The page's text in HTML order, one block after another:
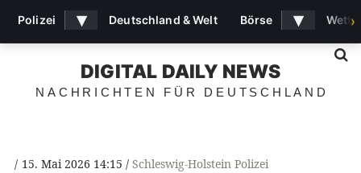
DIGITAL DAILY NEWS
NACHRICHTEN FÜR DEUTSCHLAND
15. Mai 2026 14:15 Schleswig-Holstein Polizei
Polizei ▾ Deutschland & Welt Börse ▾ ›